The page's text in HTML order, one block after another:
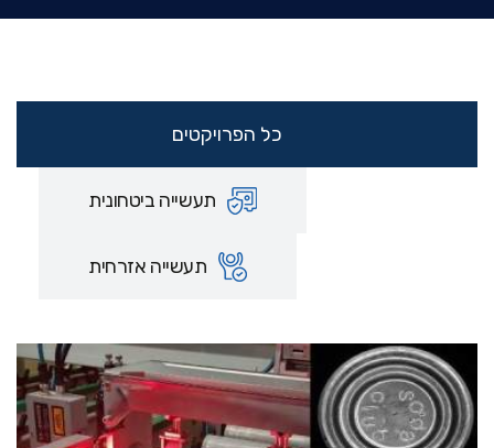
כל הפרויקטים
תעשייה ביטחונית
תעשייה אזרחית